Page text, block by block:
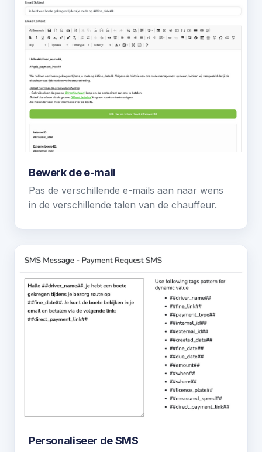
Bewerk de e-mail
Pas de verschillende e-mails aan naar wens
in de verschillende talen van de chauffeur.
Personaliseer de SMS